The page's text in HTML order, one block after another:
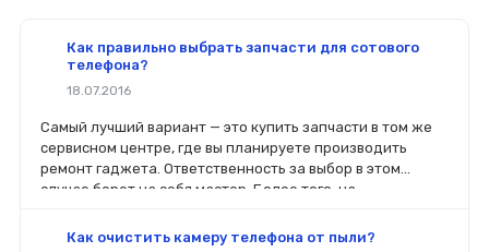
Как правильно выбрать запчасти для сотового
телефона?
18.07.2016
Самый лучший вариант — это купить запчасти в том же
сервисном центре, где вы планируете производить
ремонт гаджета. Ответственность за выбор в этом
случае берет на себя мастер. Более того, на
вы планируете делать ремонт самостоятельно, то выбор
Как очистить камеру телефона от пыли?